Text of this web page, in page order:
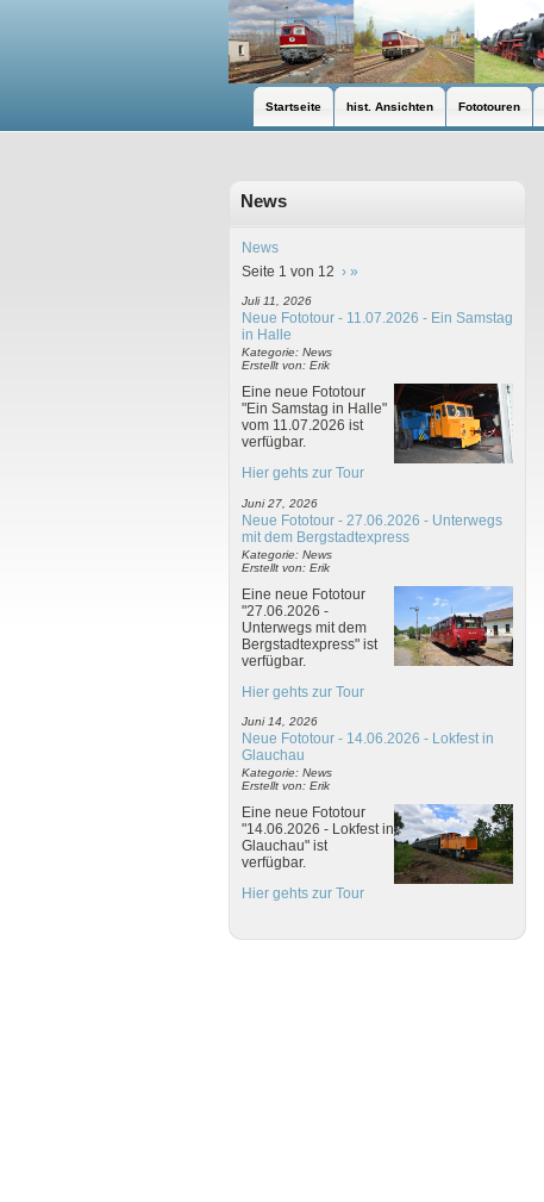
Startseite hist. Ansichten Fototouren
News
News
Seite 1 von 12 › »
Juli 11, 2026
Neue Fototour - 11.07.2026 - Ein Samstag
in Halle
Kategorie: News
Erstellt von: Erik
Eine neue Fototour
"Ein Samstag in Halle"
vom 11.07.2026 ist
verfügbar.
Hier gehts zur Tour
Juni 27, 2026
Neue Fototour - 27.06.2026 - Unterwegs
mit dem Bergstadtexpress
Kategorie: News
Erstellt von: Erik
Eine neue Fototour
"27.06.2026 -
Unterwegs mit dem
Bergstadtexpress" ist
verfügbar.
Hier gehts zur Tour
Juni 14, 2026
Neue Fototour - 14.06.2026 - Lokfest in
Glauchau
Kategorie: News
Erstellt von: Erik
Eine neue Fototour
"14.06.2026 - Lokfest in
Glauchau" ist
verfügbar.
Hier gehts zur Tour